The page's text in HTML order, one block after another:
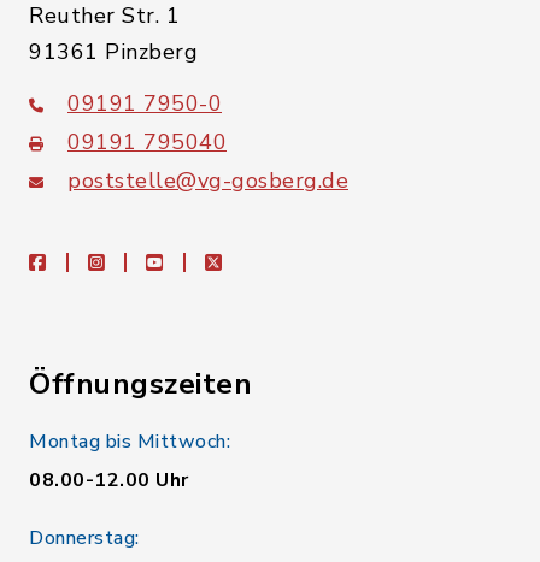
Reuther Str. 1
91361 Pinzberg
09191 7950-0
09191 795040
poststelle@vg-gosberg.de
facebookinstagramyoutubeX
Öffnungszeiten
Montag bis Mittwoch:
08.00-12.00 Uhr
Donnerstag: